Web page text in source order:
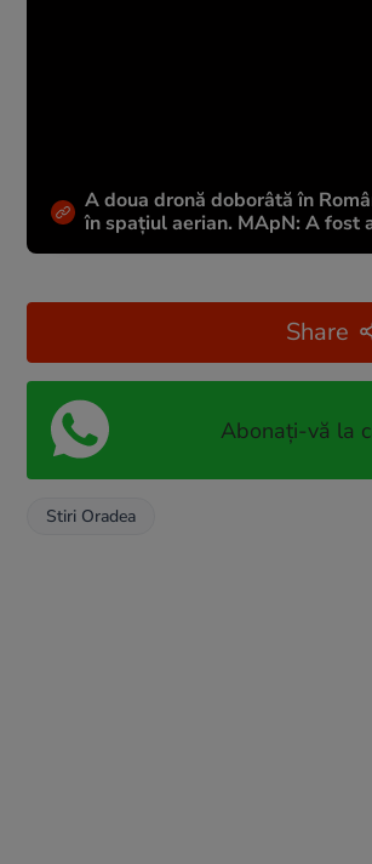
A doua dronă doborâtă în
în spațiul aerian. MApN: A fost
Share
Abonați-vă la
Stiri Oradea